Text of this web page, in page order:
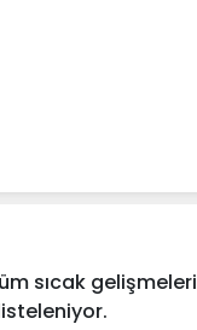
sıcak gelişmeleri